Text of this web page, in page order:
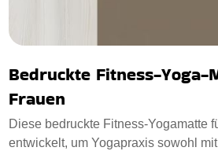
Bedruckte Fitness-
Frauen
Diese bedruckte Fitness-Yogamatte
entwickelt, um Yogapraxis sowohl